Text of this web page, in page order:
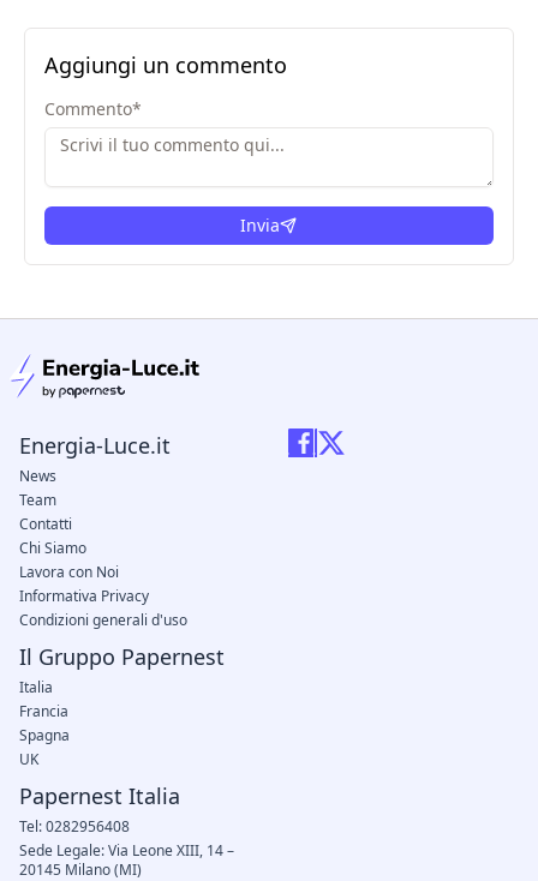
Aggiungi un commento
Commento*
Invia
Energia-Luce.it
News
Team
Contatti
Chi Siamo
Lavora con Noi
Informativa Privacy
Condizioni generali d'uso
Il Gruppo Papernest
Italia
Francia
Spagna
UK
Papernest Italia
Tel: 0282956408
Sede Legale: Via Leone XIII, 14 –
20145 Milano (MI)